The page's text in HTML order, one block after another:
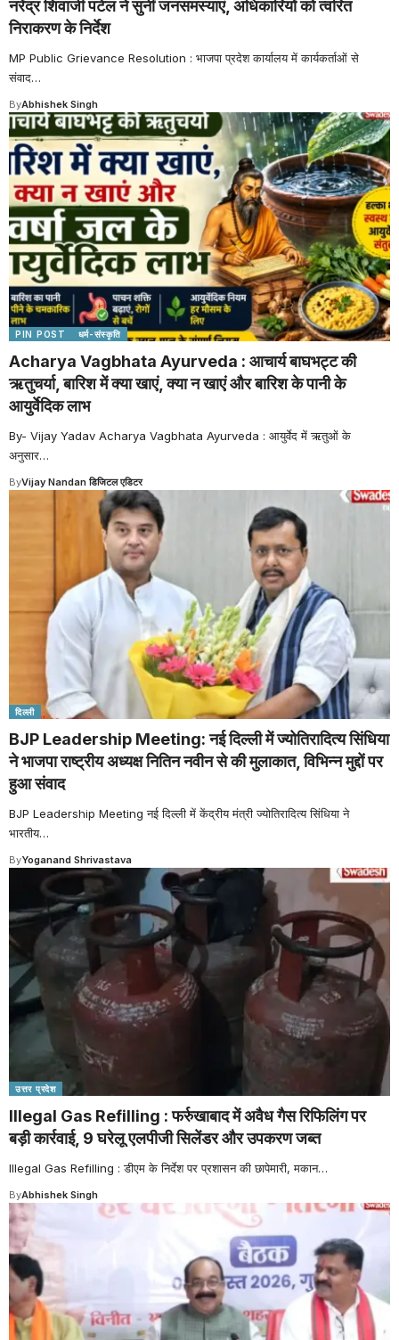
नरेंद्र शिवाजी पटेल ने सुनीं जनसमस्याएं, अधिकारियों को त्वरित
निराकरण के निर्देश
MP Public Grievance Resolution : भाजपा प्रदेश कार्यालय में कार्यकर्ताओं से
संवाद…
ByAbhishek Singh
PIN POST धर्म-संस्कृति
Acharya Vagbhata Ayurveda : आचार्य बाघभट्ट की
ऋतुचर्या, बारिश में क्या खाएं, क्या न खाएं और बारिश के पानी के
आयुर्वेदिक लाभ
By- Vijay Yadav Acharya Vagbhata Ayurveda : आयुर्वेद में ऋतुओं के
अनुसार…
ByVijay Nandan डिजिटल एडिटर
दिल्ली
BJP Leadership Meeting: नई दिल्ली में ज्योतिरादित्य सिंधिया
ने भाजपा राष्ट्रीय अध्यक्ष नितिन नवीन से की मुलाकात, विभिन्न मुद्दों पर
हुआ संवाद
BJP Leadership Meeting नई दिल्ली में केंद्रीय मंत्री ज्योतिरादित्य सिंधिया ने
भारतीय…
ByYoganand Shrivastava
उत्तर प्रदेश
Illegal Gas Refilling : फर्रुखाबाद में अवैध गैस रिफिलिंग पर
बड़ी कार्रवाई, 9 घरेलू एलपीजी सिलेंडर और उपकरण जब्त
Illegal Gas Refilling : डीएम के निर्देश पर प्रशासन की छापेमारी, मकान…
ByAbhishek Singh